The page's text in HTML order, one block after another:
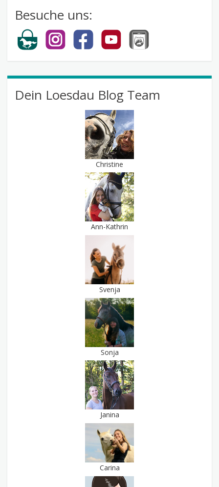
Besuche uns:
Dein Loesdau Blog Team
Christine
Ann-Kathrin
Svenja
Sonja
Janina
Carina